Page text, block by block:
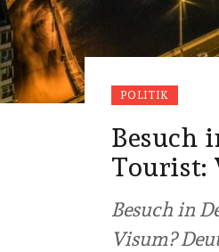
POLITIK
Besuch
Tourist:
Besuch in
Visum?